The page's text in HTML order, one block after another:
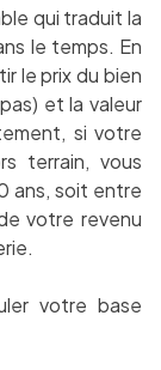
qui traduit la
le temps. En
le prix du bien
et la valeur
si votre
terrain, vous
ans, soit entre
votre revenu
votre base